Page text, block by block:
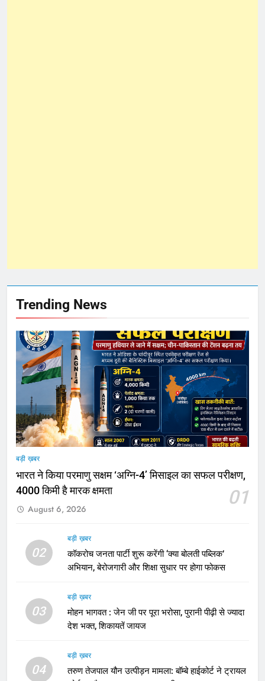
Trending News
बड़ी ख़बर
भारत ने किया परमाणु सक्षम ‘अग्नि-4’ मिसाइल का सफल परीक्षण,
4000 किमी है मारक क्षमता
01
August 6, 2026
02
बड़ी ख़बर
कॉकरोच जनता पार्टी शुरू करेंगी ‘क्या बोलती पब्लिक’
अभियान, बेरोजगारी और शिक्षा सुधार पर होगा फोकस
03
बड़ी ख़बर
मोहन भागवत : जेन जी पर पूरा भरोसा, पुरानी पीढ़ी से ज्यादा
देश भक्त, शिकायतें जायज
04
बड़ी ख़बर
तरुण तेजपाल यौन उत्पीड़न मामला: बॉम्बे हाईकोर्ट ने ट्रायल